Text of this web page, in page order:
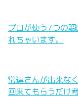
プロが使う7つの
れちゃいます。
常連さんが出来な
回来てもらうだけ